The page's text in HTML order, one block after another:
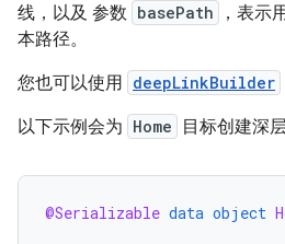
线，以及 参数 basePath
，表示
本路径。
您也可以使用 deepLinkBuilder
以下示例会为 Home 目标创建深
@Serializable data object